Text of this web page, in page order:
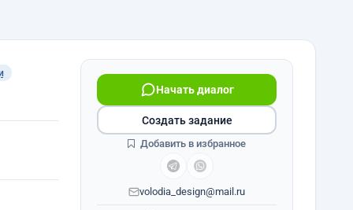
Начать диалог
volodia_design@mail.ru
Создать задание
Добавить в избранное